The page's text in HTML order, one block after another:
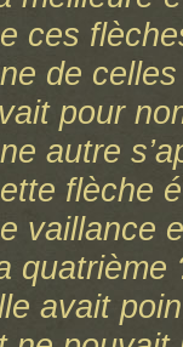
ces
de
pour
autre
flèche
vaillance
quatrième
avait